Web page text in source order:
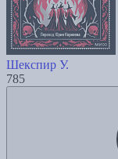
Шекспир У.
785